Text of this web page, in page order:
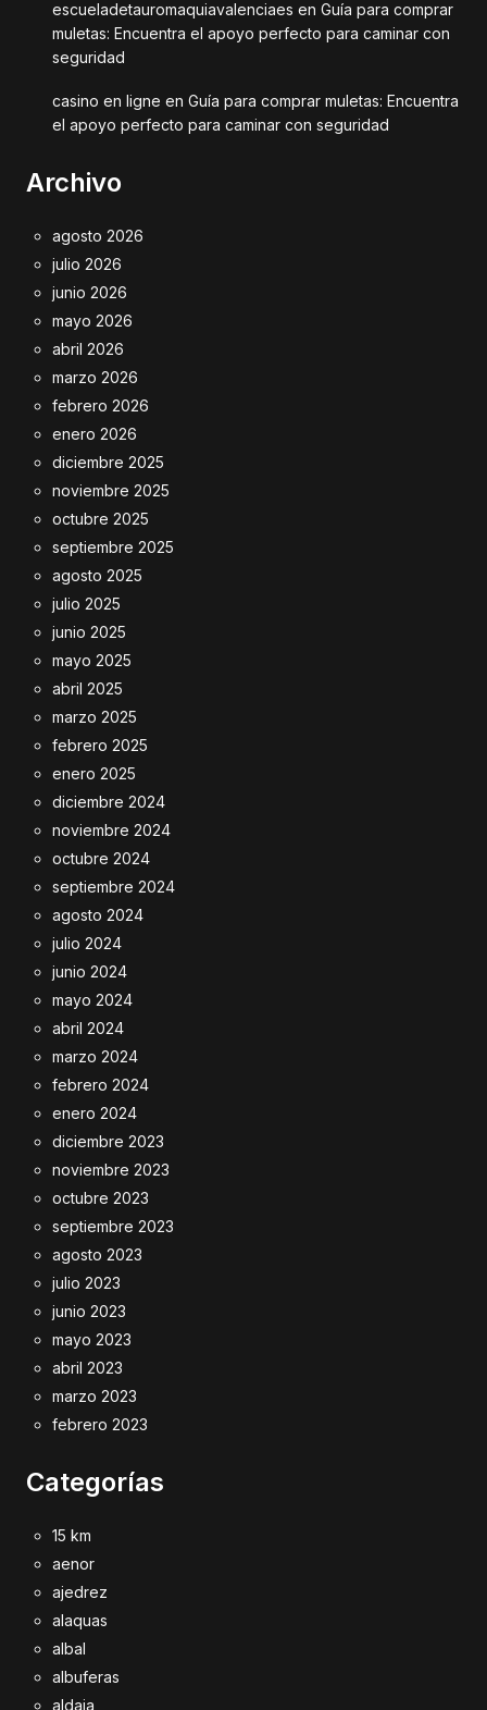
escueladetauromaquiavalenciaes en Guía para comprar
muletas: Encuentra el apoyo perfecto para caminar con
seguridad
casino en ligne en Guía para comprar muletas: Encuentra
el apoyo perfecto para caminar con seguridad
Archivo
agosto 2026
julio 2026
junio 2026
mayo 2026
abril 2026
marzo 2026
febrero 2026
enero 2026
diciembre 2025
noviembre 2025
octubre 2025
septiembre 2025
agosto 2025
julio 2025
junio 2025
mayo 2025
abril 2025
marzo 2025
febrero 2025
enero 2025
diciembre 2024
noviembre 2024
octubre 2024
septiembre 2024
agosto 2024
julio 2024
junio 2024
mayo 2024
abril 2024
marzo 2024
febrero 2024
enero 2024
diciembre 2023
noviembre 2023
octubre 2023
septiembre 2023
agosto 2023
julio 2023
junio 2023
mayo 2023
abril 2023
marzo 2023
febrero 2023
Categorías
15 km
aenor
ajedrez
alaquas
albal
albuferas
aldaia